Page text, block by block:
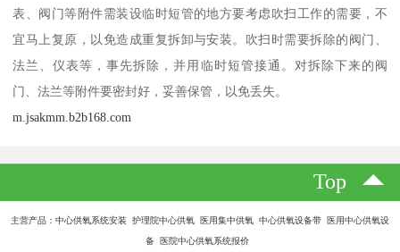
表、阀门等附件需装设临时短管的地方要考虑吹扫工作的需要，不
宜马上复原，以免造成重复拆卸与安装。吹扫时需要拆除的阀门、
法兰、仪表等，事先拆除，并用临时短管接通。对拆除下来的阀
门、法兰等附件要密封好，妥善保管，以免丢失。
m.jsakmm.b2b168.com
Top
主营产品：中心供氧系统安装 护理院中心供氧 医用集中供氧 中心供氧设备带 医用中心供氧设
备 医院中心供氧系统报价